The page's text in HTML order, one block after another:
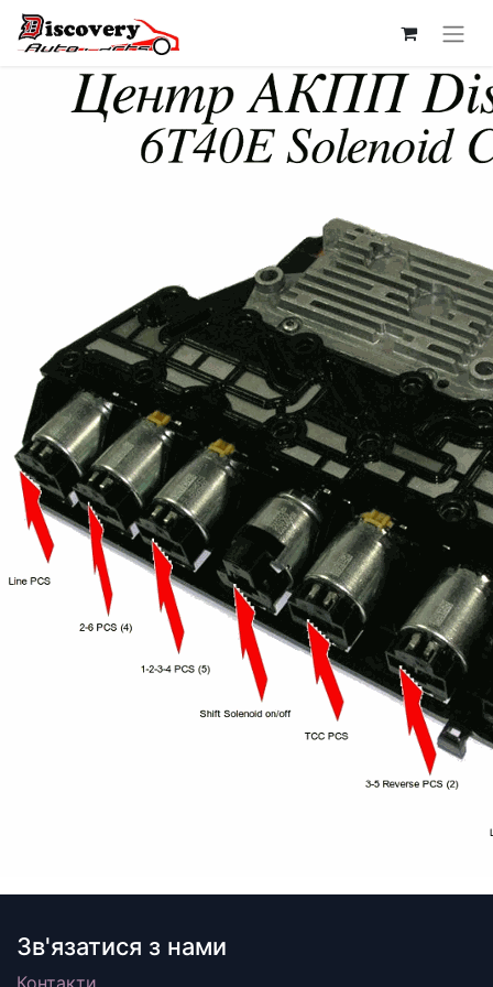
Зв'язатися з нами
Контакти